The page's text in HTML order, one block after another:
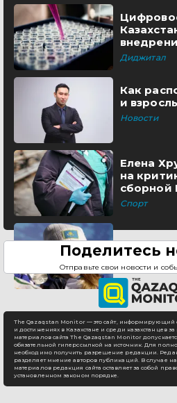
Диджитал
Как
и
Новости
Елена
на
сборной
Спорт
Поделитесь
Отправьте свои новости и
The Qazaqstan Monitor — это сайт, информирующий о
и достижениях в Казахстане и среди казахстанцев
материалов сайта The Qazaqstan Monitor
обязательной гиперссылкой на источник. Для
необходимо получить разрешение редакции.
разделяет мнение авторов публикаций. В случае
материалов редакция сайта оставляет за собой
установленном законом порядке.